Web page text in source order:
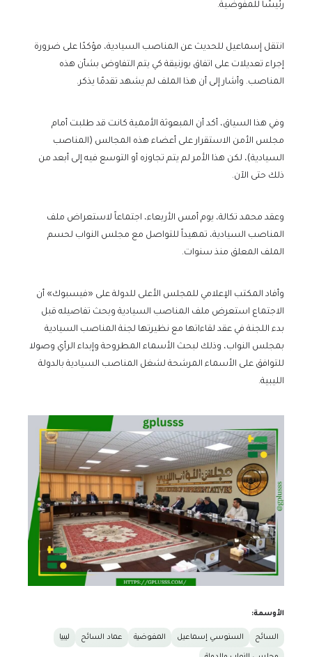
رئيسًا للمفوضية.
انتقل إسماعيل للحديث عن المناصب السيادية، مؤكدًا على ضرورة
إجراء تعديلات على اتفاق بوزنيقة كي يتم التفاوض بشأن هذه
المناصب. وأشار إلى أن هذا الملف لم يشهد تقدمًا يذكر.
وفي هذا السياق، أكد أن المبعوثة الأممية كانت قد طلبت أمام
مجلس الأمن الاستقرار على أعضاء هذه المجالس (المناصب
السيادية)، لكن هذا الأمر لم يتم تجاوزه أو التوسع فيه إلى أبعد من
ذلك حتى الآن.
وعقد محمد تكالة، يوم أمس الأربعاء، اجتماعاً لاستعراض ملف
المناصب السيادية، تمهيداً للتواصل مع مجلس النواب لحسم
الملف المعلق منذ سنوات.
وأفاد المكتب الإعلامي للمجلس الأعلى للدولة على «فيسبوك» أن
الاجتماع استعرض ملف المناصب السيادية وبحث تفاصيله قبل
بدء اللجنة في عقد لقاءاتها مع نظيرتها لجنة المناصب السيادية
بمجلس النواب، وذلك لبحث الأسماء المطروحة وإبداء الرأي وصولا
للتوافق على الأسماء المرشحة لشغل المناصب السيادية بالدولة
الليبية.
الأوسمة:
السائح السنوسي إسماعيل المفوضية عماد السائح ليبيا